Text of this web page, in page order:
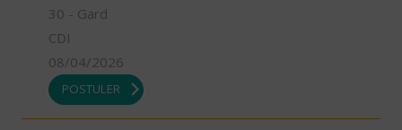
30 - Gard
CDI
08/04/2026
POSTULER